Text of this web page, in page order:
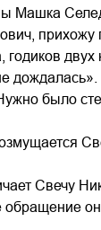
Машка
прихожу
двух
дождалась».
было
Свечу
обращение